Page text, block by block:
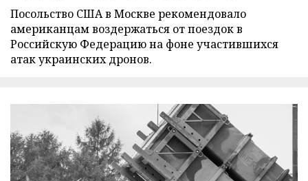
Посольство США в Москве рекомендовало
американцам воздержаться от поездок в
Российскую Федерацию на фоне участившихся
атак украинских дронов.